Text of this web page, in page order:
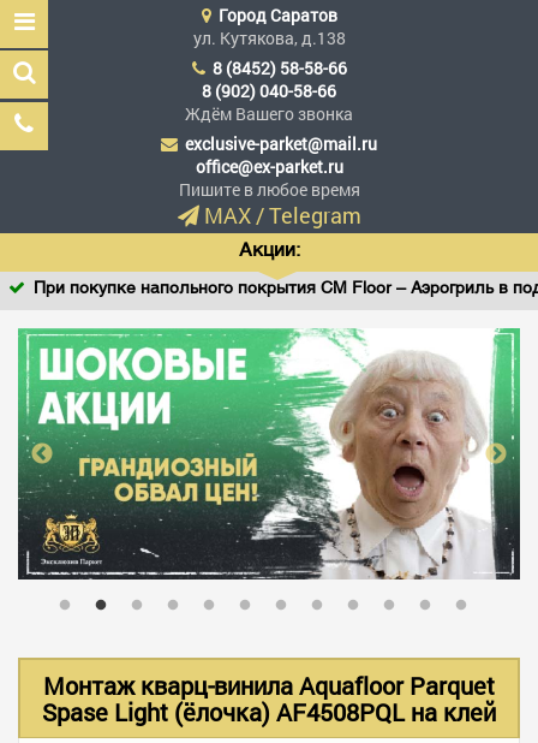
Эксклюзив Паркет
Мы сделали эксклюзив
доступным
ГЛАВНАЯ
АССОРТИМЕНТ
В НАЛИЧИИ
АКЦИИ
ГородСаратов
ул. Кутякова, д.138
8 (8452) 58-58-66
8 (902) 040-58-66
Ждём Вашего звонка
exclusive-parket@mail.ru
office@ex-parket.ru
Пишите в любое время
MAX/Telegram
Акции:
При покупке напольного покрытия CM Floor – Аэрогриль в
Монтаж кварц-винила Aquafloor Parquet
Spase Light (ёлочка) AF4508PQL на клей